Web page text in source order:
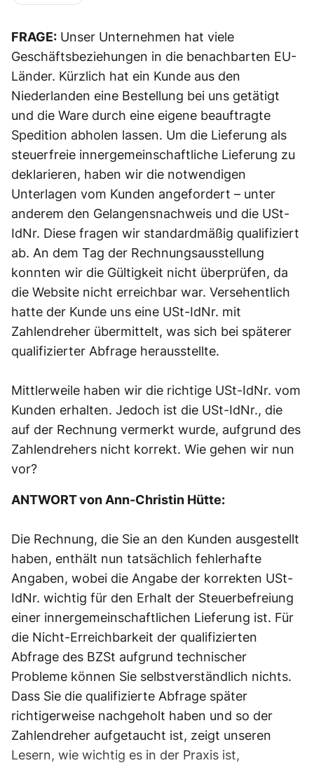
FRAGE: Unser Unternehmen hat viele
Geschäftsbeziehungen in die benachbarten EU-
Länder. Kürzlich hat ein Kunde aus den
Niederlanden eine Bestellung bei uns getätigt
und die Ware durch eine eigene beauftragte
Spedition abholen lassen. Um die Lieferung als
steuerfreie innergemeinschaftliche Lieferung zu
deklarieren, haben wir die notwendigen
Unterlagen vom Kunden angefordert – unter
anderem den Gelangensnachweis und die USt-
IdNr. Diese fragen wir standardmäßig qualifiziert
ab. An dem Tag der Rechnungsausstellung
konnten wir die Gültigkeit nicht überprüfen, da
die Website nicht erreichbar war. Versehentlich
hatte der Kunde uns eine USt-IdNr. mit
Zahlendreher übermittelt, was sich bei späterer
qualifizierter Abfrage herausstellte.
Mittlerweile haben wir die richtige USt-IdNr. vom
Kunden erhalten. Jedoch ist die USt-IdNr., die
auf der Rechnung vermerkt wurde, aufgrund des
Zahlendrehers nicht korrekt. Wie gehen wir nun
vor?
ANTWORT von Ann-Christin Hütte:
Die Rechnung, die Sie an den Kunden ausgestellt
haben, enthält nun tatsächlich fehlerhafte
Angaben, wobei die Angabe der korrekten USt-
IdNr. wichtig für den Erhalt der Steuerbefreiung
einer innergemeinschaftlichen Lieferung ist. Für
die Nicht-Erreichbarkeit der qualifizierten
Abfrage des BZSt aufgrund technischer
Probleme können Sie selbstverständlich nichts.
Dass Sie die qualifizierte Abfrage später
richtigerweise nachgeholt haben und so der
Zahlendreher aufgetaucht ist, zeigt unseren
Lesern, wie wichtig es in der Praxis ist,